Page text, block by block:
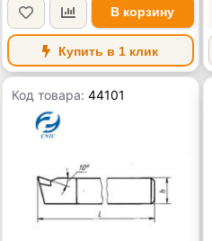
В корзину
Купить в 1 клик
Код товара:44101